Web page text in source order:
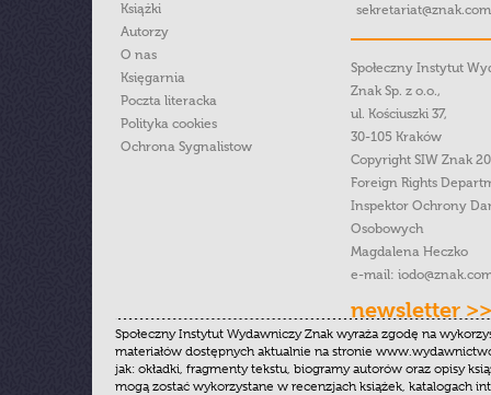
Książki
Autorzy
O nas
Księgarnia
Poczta literacka
Polityka cookies
Ochrona Sygnalistow
Społeczny Instytut
Znak Sp. z o.o.,
ul. Kościuszki 37,
30-105 Kraków
Copyright SIW Znak
Foreign Rights
Inspektor Ochrony
Osobowych
Magdalena Heczko
e-mail:
newsletter >>
Społeczny Instytut Wydawniczy Znak wyraża zgodę na
materiałów dostępnych aktualnie na stronie
jak: okładki, fragmenty tekstu, biogramy autorów oraz opisy
mogą zostać wykorzystane w recenzjach książek, katalogach